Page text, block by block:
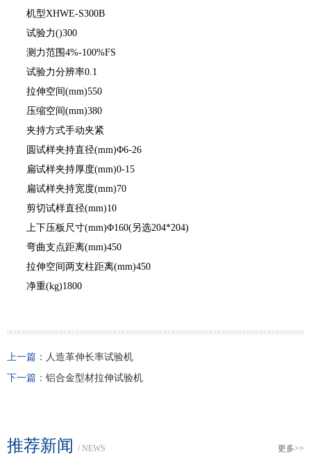
机型XHWE-S300B
试验力()300
测力范围4%-100%FS
试验力分辨率0.1
拉伸空间(mm)550
压缩空间(mm)380
夹持方式手动夹紧
圆试样夹持直径(mm)Φ6-26
扁试样夹持厚度(mm)0-15
扁试样夹持宽度(mm)70
剪切试样直径(mm)10
上下压板尺寸(mm)Φ160(另选204*204)
弯曲支点距离(mm)450
拉伸空间两支柱距离(mm)450
净重(kg)1800
上一篇： 人造革伸长率试验机
下一篇： 铝合金型材拉伸试验机
推荐新闻 / NEWS 更多>>